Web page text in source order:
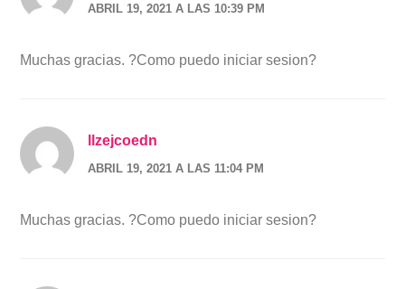
ABRIL 19, 2021 A LAS 10:39 PM
Muchas gracias. ?Como puedo iniciar sesion?
llzejcoedn
ABRIL 19, 2021 A LAS 11:04 PM
Muchas gracias. ?Como puedo iniciar sesion?